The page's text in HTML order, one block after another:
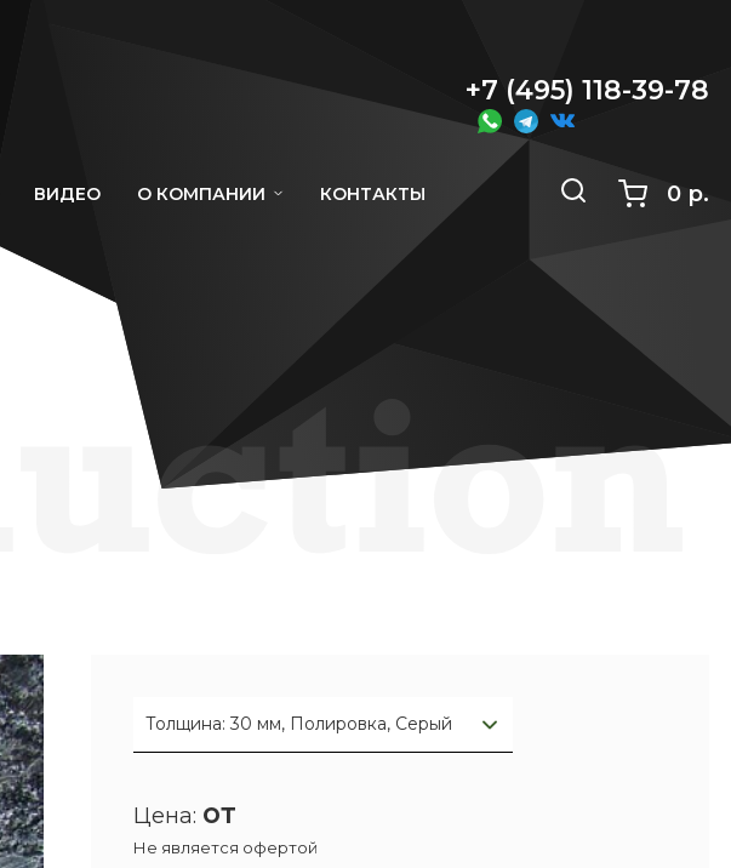
+7 (495) 118-39-78
ВИДЕО О КОМПАНИИ КОНТАКТЫ 0 р.
Толщина: 30 мм, Полировка, Серый
Цена: от
Не является офертой